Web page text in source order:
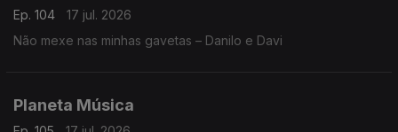
Ep. 104
17 jul. 2026
Não mexe nas minhas gavetas – Danilo e Davi
Planeta Música